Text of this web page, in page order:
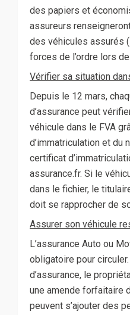
des papiers et
assureurs
des véhicules assurés
forces de l’ordre lors
Vérifier sa situation
Depuis le 12 mars,
d’assurance peut
véhicule dans le FVA
d’immatriculation et du
certificat
assurance.fr. Si le
dans le fichier, le
doit se rapprocher de
Assurer son véhicule
L’assurance Auto ou
obligatoire pour
d’assurance, le
une amende forfaitaire
peuvent s’ajouter des